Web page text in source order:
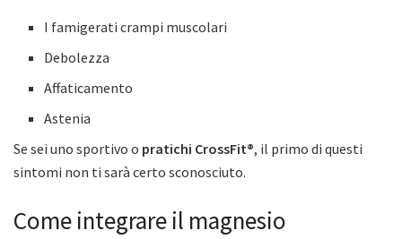
I famigerati crampi muscolari
Debolezza
Affaticamento
Astenia
Se sei uno sportivo o pratichi CrossFit®, il primo di questi
sintomi non ti sarà certo sconosciuto.
Come integrare il magnesio